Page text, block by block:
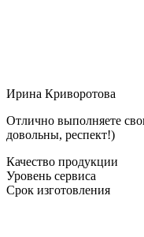
Ирина Криворотова
Отлично выполняете
довольны, респект!)
Качество продукции
Уровень сервиса
Срок изготовления